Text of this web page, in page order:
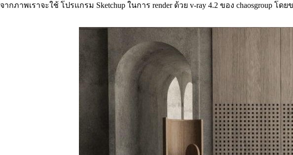
จากภาพเราจะใช้ โปรแกรม Sketchup ในการ render ด้วย v-ray 4.2 ของ chaosgroup โ